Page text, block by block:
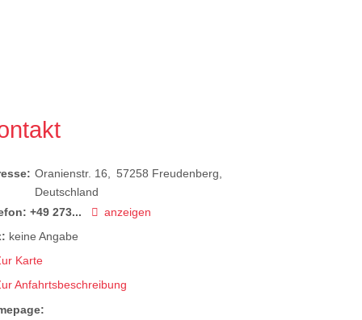
Oranienstr. 16 57258 Freudenberg
Deutschland
+49 273...
anzeigen
keine Angabe
Karte
Anfahrtsbeschreibung